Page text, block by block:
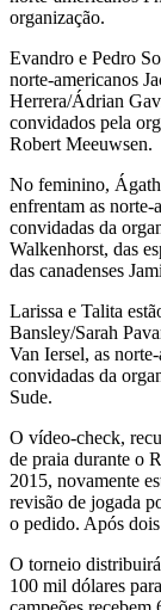
organização.
Evandro e Pedro
norte-americanos
Herrera/Ádrian
convidados pela
Robert Meeuwsen.
No feminino,
enfrentam as
convidadas da
Walkenhorst, das
das canadenses
Larissa e Talita
Bansley/Sarah
Van Iersel, as
convidadas da
Sude.
O vídeo-check,
de praia durante o
2015, novamente
revisão de jogada
o pedido. Após
O torneio
100 mil dólares